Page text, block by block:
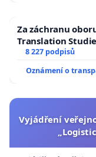
Za záchranu
Translation
University
8 227 podpisů
Oznámení o
Vyjádření